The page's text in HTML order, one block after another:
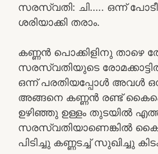
സരസ്വതി: ചി….. ഒന്ന്
ശരിയാക്കി തരാം.
കണ്ണൻ പൊക്കിളിനു താഴെ
സരസ്വതിയുടെ
ഒന്ന് പരതിയപ്പോൾ അവൾ
അങ്ങനെ കണ്ണൻ രണ്ട്
ഉഴിഞ്ഞു ഉള്ളം തുടയിൽ
സരസ്വതിയാണെങ്കിൽ കൈ
പിടിച്ചു കണ്ണടച്ച് സുഖിച്ചു